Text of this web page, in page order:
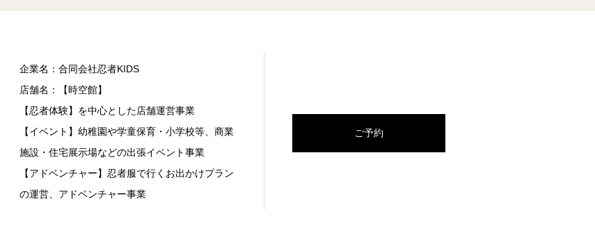
企業名：合同会社忍者KIDS
店舗名：【時空館】
【忍者体験】を中心とした店舗運営事業
【イベント】幼稚園や学童保育・小学校等、商業
施設・住宅展示場などの出張イベント事業
【アドベンチャー】忍者服で行くお出かけプラン
の運営、アドベンチャー事業
ご予約